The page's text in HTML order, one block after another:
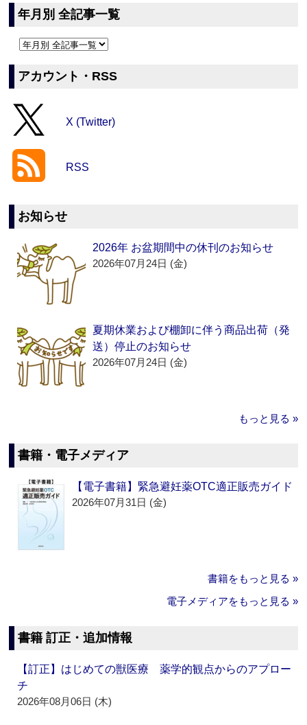
年月別 全記事一覧
アカウント・RSS
X (Twitter)
RSS
お知らせ
2026年 お盆期間中の休刊のお知らせ
2026年07月24日 (金)
夏期休業および棚卸に伴う商品出荷（発
送）停止のお知らせ
2026年07月24日 (金)
もっと見る »
書籍・電子メディア
【電子書籍】緊急避妊薬OTC適正販売ガイド
2026年07月31日 (金)
書籍をもっと見る »
電子メディアをもっと見る »
書籍 訂正・追加情報
【訂正】はじめての獣医療 薬学的観点からのアプロー
チ
2026年08月06日 (木)